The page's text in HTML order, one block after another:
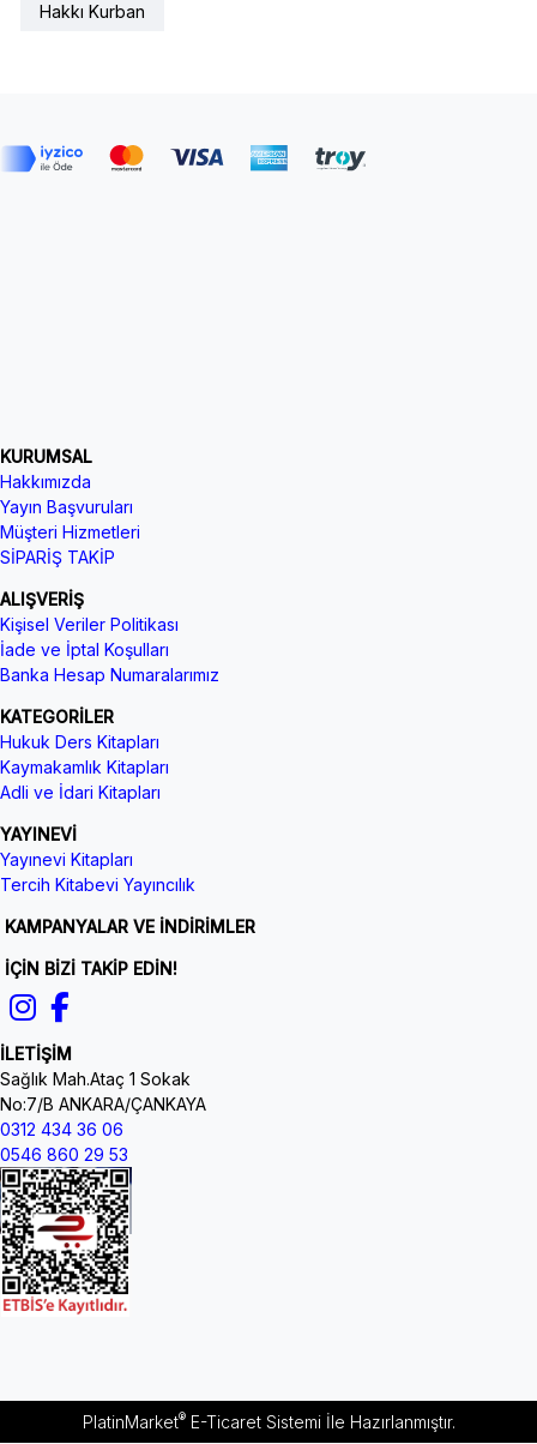
Hakkı Kurban
KURUMSAL
Hakkımızda
Yayın Başvuruları
Müşteri Hizmetleri
SİPARİŞ TAKİP
ALIŞVERİŞ
Kişisel Veriler Politikası
İade ve İptal Koşulları
Banka Hesap Numaralarımız
KATEGORİLER
Hukuk Ders Kitapları
Kaymakamlık Kitapları
Adli ve İdari Kitapları
YAYINEVİ
Yayınevi Kitapları
Tercih Kitabevi Yayıncılık
KAMPANYALAR VE İNDİRİMLER
İÇİN BİZİ TAKİP EDİN!
İLETİŞİM
Sağlık Mah.Ataç 1 Sokak
No:7/B ANKARA/ÇANKAYA
0312 434 36 06
0546 860 29 53
PlatinMarket®E-Ticaret Sistemiİle Hazırlanmıştır.